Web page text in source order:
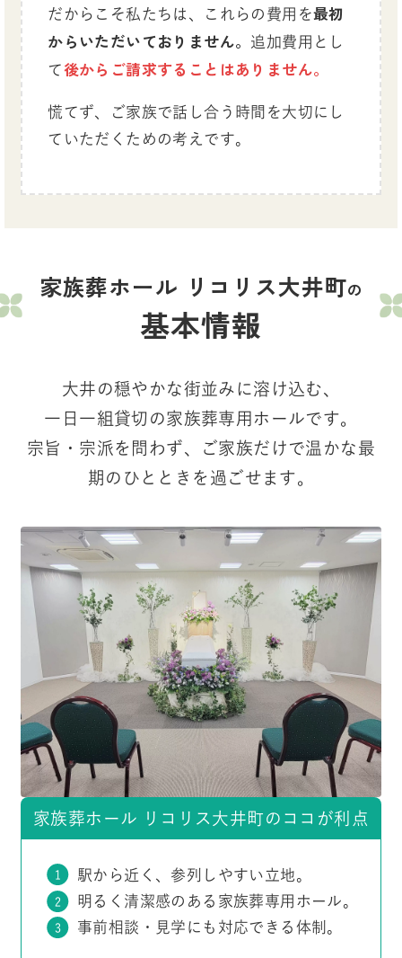
だからこそ私たちは、これらの費用を最初
からいただいておりません。
追加費用とし
て後からご請求することはありません。
慌てず、ご家族で話し合う時間を大切にし
ていただくための考えです。
家族葬ホール リコリス大井町の
基本情報
大井の穏やかな街並みに溶け込む、
一日一組貸切の家族葬専用ホールです。
宗旨・宗派を問わず、ご家族だけで温かな最
期のひとときを過ごせます。
家族葬ホール リコリス大井町のココが利点
駅から近く、参列しやすい立地。
明るく清潔感のある家族葬専用ホール。
事前相談・見学にも対応できる体制。